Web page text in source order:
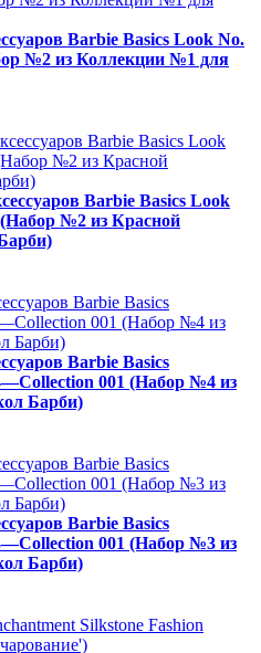
Barbie Basics Look No.
№2 из Коллекции №1 для
Barbie Basics Look
№2 из Красной
Barbie Basics
001 (Набор №4 из
Барби)
Barbie Basics
001 (Набор №3 из
Барби)